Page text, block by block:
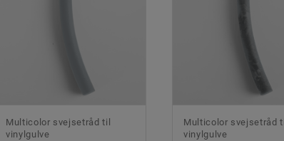
Multicolor svejsetråd til
vinylgulve
Multicolor svejsetråd til
vinylgulve